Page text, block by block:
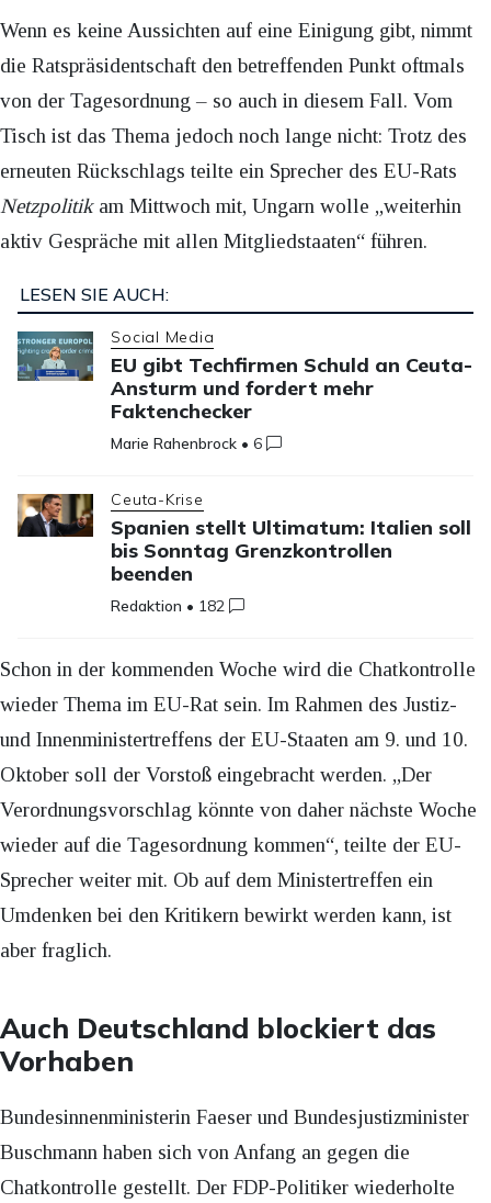
Wenn es keine Aussichten auf eine Einigung gibt, nimmt
die Ratspräsidentschaft den betreffenden Punkt oftmals
von der Tagesordnung – so auch in diesem Fall. Vom
Tisch ist das Thema jedoch noch lange nicht: Trotz des
erneuten Rückschlags teilte ein Sprecher des EU-Rats
Netzpolitikam Mittwoch mit, Ungarn wolle „weiterhin
aktiv Gespräche mit allen Mitgliedstaaten“ führen.
LESEN SIE AUCH:
Social Media
EU gibt Techfirmen Schuld an Ceuta-
Ansturm und fordert mehr
Faktenchecker
Marie Rahenbrock •6
Ceuta-Krise
Spanien stellt Ultimatum: Italien soll
bis Sonntag Grenzkontrollen
beenden
Redaktion • 182
Schon in der kommenden Woche wird die Chatkontrolle
wieder Thema im EU-Rat sein. Im Rahmen des Justiz-
und Innenministertreffens der EU-Staaten am 9. und 10.
Oktober soll der Vorstoß eingebracht werden. „Der
Verordnungsvorschlag könnte von daher nächste Woche
wieder auf die Tagesordnung kommen“, teilte der EU-
Sprecher weiter mit. Ob auf dem Ministertreffen ein
Umdenken bei den Kritikern bewirkt werden kann, ist
aber fraglich.
Auch Deutschland blockiert das
Vorhaben
Bundesinnenministerin Faeser und Bundesjustizminister
Buschmann haben sich von Anfang an gegen die
Chatkontrolle gestellt. Der FDP-Politiker wiederholte